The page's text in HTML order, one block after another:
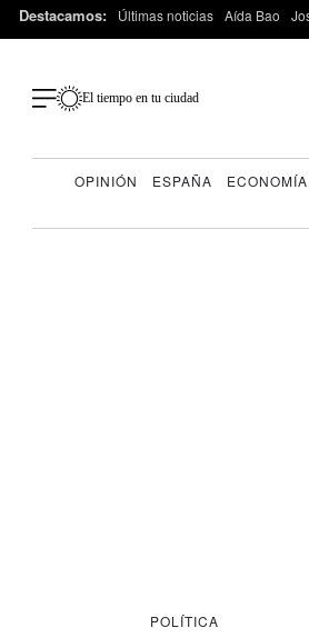
Destacamos: Últimas noticias Aída Bao
El tiempo en tu ciudad
OPINIÓN ESPAÑA ECONOMÍA
POLÍTICA